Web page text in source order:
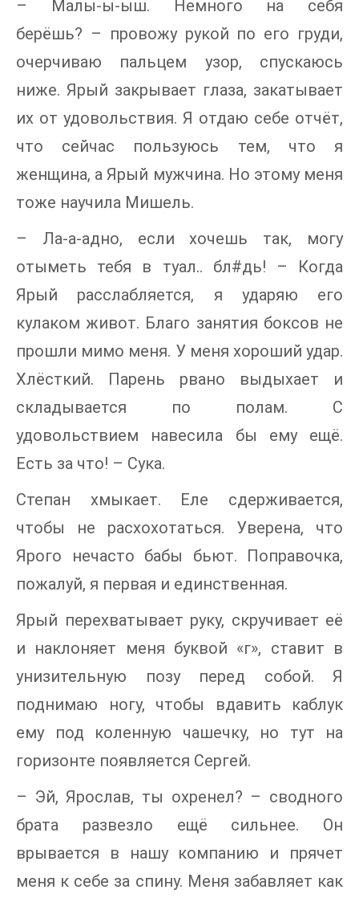
– Малы-ы-ыш. Немного на себя
берёшь? – провожу рукой по его груди,
очерчиваю пальцем узор, спускаюсь
ниже. Ярый закрывает глаза, закатывает
их от удовольствия. Я отдаю себе отчёт,
что сейчас пользуюсь тем, что я
женщина, а Ярый мужчина. Но этому меня
тоже научила Мишель.
– Ла-а-адно, если хочешь так, могу
отыметь тебя в туал.. бл#дь! – Когда
Ярый расслабляется, я ударяю его
кулаком живот. Благо занятия боксов не
прошли мимо меня. У меня хороший удар.
Хлёсткий. Парень рвано выдыхает и
складывается по полам. С
удовольствием навесила бы ему ещё.
Есть за что! – Сука.
Степан хмыкает. Еле сдерживается,
чтобы не расхохотаться. Уверена, что
Ярого нечасто бабы бьют. Поправочка,
пожалуй, я первая и единственная.
Ярый перехватывает руку, скручивает её
и наклоняет меня буквой «г», ставит в
унизительную позу перед собой. Я
поднимаю ногу, чтобы вдавить каблук
ему под коленную чашечку, но тут на
горизонте появляется Сергей.
– Эй, Ярослав, ты охренел? – сводного
брата развезло ещё сильнее. Он
врывается в нашу компанию и прячет
меня к себе за спину. Меня забавляет как